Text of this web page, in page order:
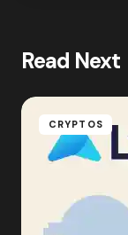
Read Next
CRYPTOS